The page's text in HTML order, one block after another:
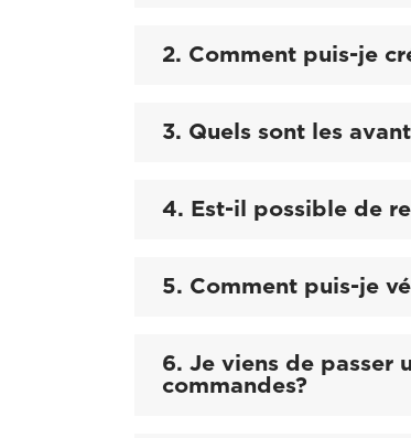
2. Comment puis-je
3. Quels sont les
4. Est-il possible de
5. Comment puis-je
6. Je viens de passer
commandes?